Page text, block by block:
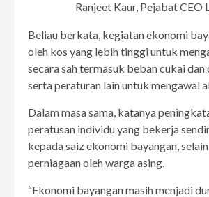
Ranjeet Kaur, Pejabat CEO
Beliau berkata, kegiatan ekonomi
oleh kos yang lebih tinggi untuk
secara sah termasuk beban cukai dan
serta peraturan lain untuk mengawal
Dalam masa sama, katanya
peratusan individu yang bekerja
kepada saiz ekonomi bayangan,
perniagaan oleh warga asing.
“Ekonomi bayangan masih menjadi